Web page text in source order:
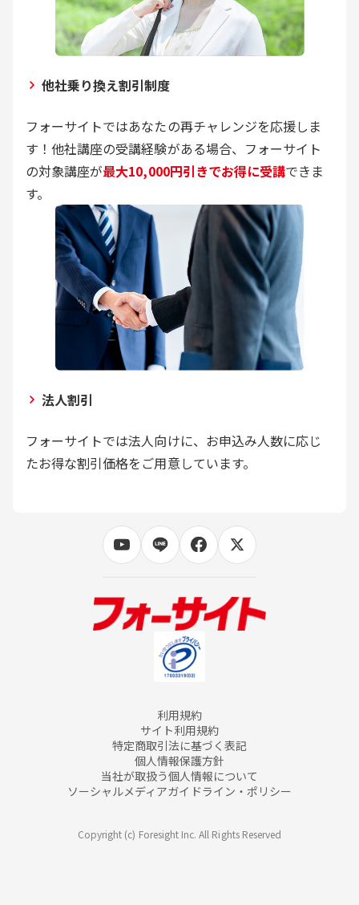
他社乗り換え割引制度
フォーサイトではあなたの再チャレンジを応援しま
す！他社講座の受講経験がある場合、フォーサイト
の対象講座が最大10,000円引きでお得に受講できま
す。
法人割引
フォーサイトでは法人向けに、お申込み人数に応じ
たお得な割引価格をご用意しています。
利用規約
サイト利用規約
特定商取引法に基づく表記
個人情報保護方針
当社が取扱う個人情報について
ソーシャルメディアガイドライン・ポリシー
Copyright (c) Foresight Inc. All Rights Reserved